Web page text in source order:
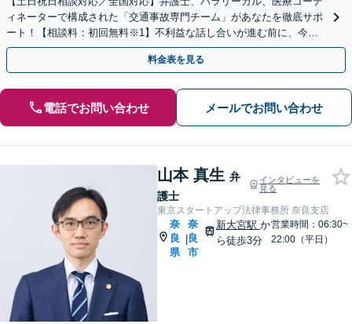
ィネーターで構成された「交通事故専門チーム」があなたを徹底サポ
ート！【相談料：初回無料※1】不利益な話し合いが進む前に、今す
ぐ相談！
料金表を見る
電話でお問い合わせ メールでお問い合わせ
山本 真生 弁
護士
インタビューを
見る
東京スタートアップ法律事務所 奈良支店
奈
良
県
|
奈
良
市
新大宮駅 か
ら徒歩3分
営業時間：06:30~
22:00（平日）